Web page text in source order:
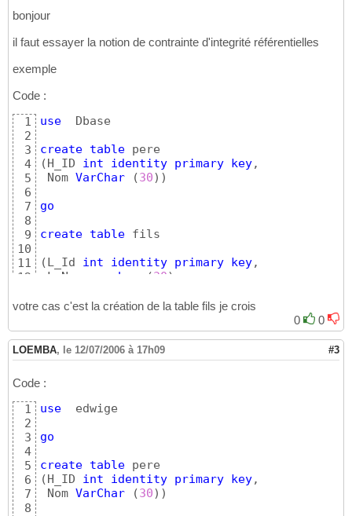
bonjour
il faut essayer la notion de contrainte d'integrité référentielles
exemple
Code :
1
2
3
4
5
6
7
8
9
10
11
12
14
use
  Dbase
create table
( H_ID int identity primary key,
Nom VarChar (30) )
go
create table fils
( L_Id int identity primary key,
L_Nom
varchar (30)
votre cas c'est la création de la table fils je crois
0
0
LOEMBA, le 12/07/2006 à 17h09 #3
Code :
1
2
3
4
5
6
7
8
use
  edwige
go
create table
( H_ID int identity primary key,
Nom VarChar (30) )